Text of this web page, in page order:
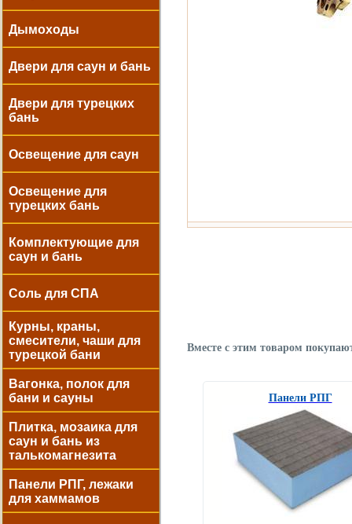
Дымоходы
Двери для саун и бань
Двери для турецких
бань
Освещение для саун
Освещение для
турецких бань
Комплектующие для
саун и бань
Соль для СПА
Курны, краны,
смесители, чаши для
турецкой бани
Вагонка, полок для
бани и сауны
Плитка, мозаика для
саун и бань из
талькомагнезита
Панели РПГ, лежаки
для хаммамов
Вместе с этим товаром
Панели РПГ